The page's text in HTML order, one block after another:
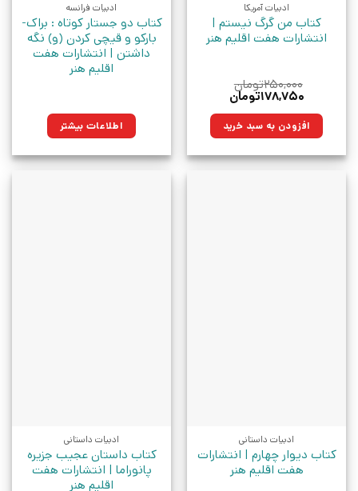
ادبیات آمریکا
کتاب من گرگ نیستم |
انتشارات هفت اقلیم هنر
۲۵۰,۰۰۰تومان
قیمت
۲۵۰,۰۰۰تومان
بود.
۱۷۸,۷۵۰تومان
۱۷۸,۷۵۰تومان.افزودن به سبد خرید
ادبیات فرانسه
کتاب دو جستار کوتاه : براک-
بارکو و قیچی کردن (و) نگه
داشتن‏‫ | انتشارات هفت
اقلیم هنر
اطلاعات بیشتر
ادبیات داستانی
کتاب دیوار چهارم | انتشارات
هفت اقلیم هنر
ادبیات داستانی
کتاب داستان عجیب جزیره
پانوراما | انتشارات هفت
اقلیم هنر